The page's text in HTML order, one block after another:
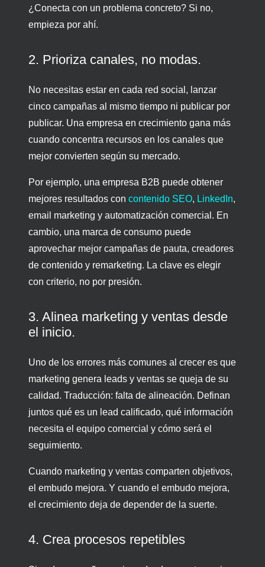
¿Conecta con un problema concreto? Si no,
empieza por ahí.
2. Prioriza canales, no modas.
No necesitas estar en cada red social, lanzar
cinco campañas al mismo tiempo ni publicar por
publicar. Una empresa en crecimiento gana más
cuando concentra recursos en los canales que
mejor convierten según su mercado.
Por ejemplo, una empresa B2B puede obtener
mejores resultados con contenido SEO, LinkedIn,
email marketing y automatización comercial. En
cambio, una marca de consumo puede
aprovechar mejor campañas de pauta, creadores
de contenido y remarketing. La clave es elegir
con criterio, no por presión.
3. Alinea marketing y ventas desde
el inicio.
Uno de los errores más comunes al crecer es que
marketing genera leads y ventas se queja de su
calidad. Traducción: falta de alineación. Definan
juntos qué es un lead calificado, qué información
necesita el equipo comercial y cómo será el
seguimiento.
Cuando marketing y ventas comparten objetivos,
el embudo mejora. Y cuando el embudo mejora,
el crecimiento deja de depender de la suerte.
4. Crea procesos repetibles